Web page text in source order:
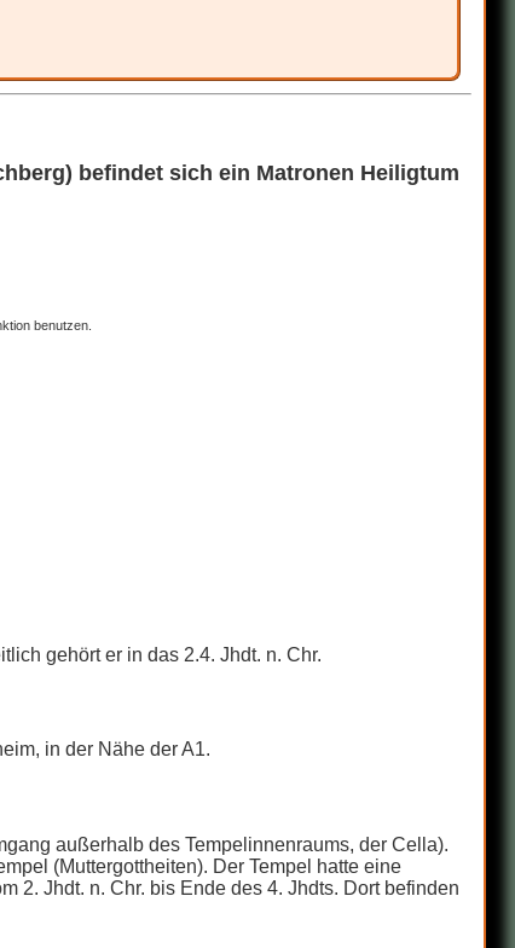
befindet sich ein Matronen Heiligtum
benutzen.
gehört er in das 2.4. Jhdt. n. Chr.
in der Nähe der A1.
außerhalb des Tempelinnenraums, der Cella).
(Muttergottheiten). Der Tempel hatte eine
2. Jhdt. n. Chr. bis Ende des 4. Jhdts. Dort befinden